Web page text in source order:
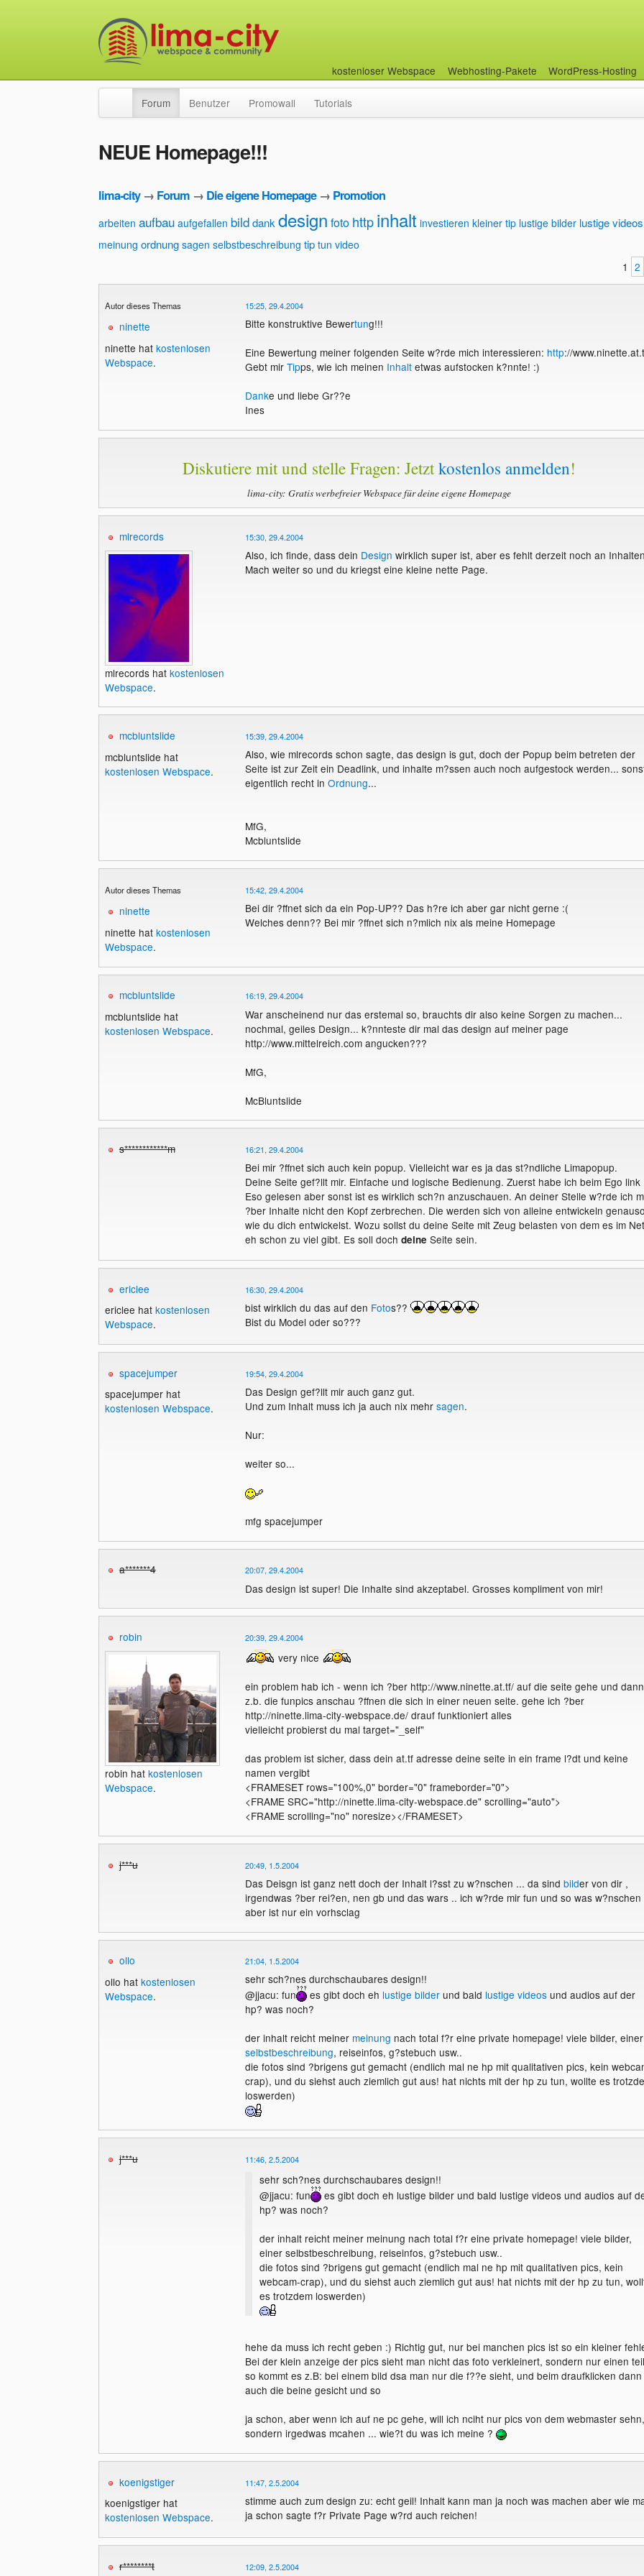
kostenloser Webspace Webhosting-Pakete WordPress-Hosting
Forum Benutzer Promowall Tutorials
NEUE Homepage!!!
lima-city→ Forum → Die eigene Homepage→ Promotion
arbeiten aufbau aufgefallen bilddank design foto httpinhalt investieren kleiner tip lustige bilder lustige videos
meinung ordnung sagen selbstbeschreibung tip tun video
1
2
Autor dieses Themas
ninette
ninette hat kostenlosen
Webspace.
15:25, 29.4.2004
Bitte konstruktive Bewertung!!!
Eine Bewertung meiner folgenden Seite w?rde mich interessieren: http://
Gebt mir Tipps, wie ich meinen Inhaltetwas aufstocken k?nnte! :)
Danke und liebe Gr??e
Ines
Diskutiere mit und stelle Fragen: Jetztkostenlos anmelden!
lima-city: Gratis werbefreier Webspace für deine eigene Homepage
mlrecords
mlrecords hat kostenlosen
Webspace.
15:30, 29.4.2004
Also, ich finde, dass dein Design wirklich super ist, aber es fehlt derzeit noch an
Mach weiter so und du kriegst eine kleine nette Page.
mcbluntslide
mcbluntslide hat
kostenlosen Webspace.
15:39, 29.4.2004
Also, wie mlrecords schon sagte, das design is gut, doch der Popup beim betreten der
Seite ist zur Zeit ein Deadlink, und inhalte m?ssen auch noch aufgestock werden...
eigentlich recht in Ordnung...
MfG,
Mcbluntslide
Autor dieses Themas
ninette
ninette hat kostenlosen
Webspace.
15:42, 29.4.2004
Bei dir ?ffnet sich da ein Pop-UP?? Das h?re ich aber gar nicht gerne :(
Welches denn?? Bei mir ?ffnet sich n?mlich nix als meine Homepage
mcbluntslide
mcbluntslide hat
kostenlosen Webspace.
16:19, 29.4.2004
War anscheinend nur das erstemal so, brauchts dir also keine Sorgen zu machen...
nochmal, geiles Design... k?nnteste dir mal das design auf meiner page
http://www.mittelreich.com angucken???
MfG,
McBluntslide
s************m 16:21, 29.4.2004
Bei mir ?ffnet sich auch kein popup. Vielleicht war es ja das st?ndliche Limapopup.
Deine Seite gef?llt mir. Einfache und logische Bedienung. Zuerst habe ich beim Ego link
Eso gelesen aber sonst ist es wirklich sch?n anzuschauen. An deiner Stelle w?rde ich
?ber Inhalte nicht den Kopf zerbrechen. Die werden sich von alleine entwickeln
wie du dich entwickelst. Wozu sollst du deine Seite mit Zeug belasten von dem es im
eh schon zu viel gibt. Es soll doch deine Seite sein.
ericlee
ericlee hat kostenlosen
Webspace.
16:30, 29.4.2004
bist wirklich du das auf den Fotos??
Bist du Model oder so???
spacejumper
spacejumper hat
kostenlosen Webspace.
19:54, 29.4.2004
Das Design gef?llt mir auch ganz gut.
Und zum Inhalt muss ich ja auch nix mehr sagen.
Nur:
weiter so...
mfg spacejumper
a*******4 20:07, 29.4.2004
Das design ist super! Die Inhalte sind akzeptabel. Grosses kompliment von mir!
robin
robin hat kostenlosen
Webspace.
20:39, 29.4.2004
very nice
ein problem hab ich - wenn ich ?ber http://www.ninette.at.tf/ auf die seite gehe und dann
z.b. die funpics anschau ?ffnen die sich in einer neuen seite. gehe ich ?ber
http://ninette.lima-city-webspace.de/ drauf funktioniert alles
vielleicht probierst du mal target="_self"
das problem ist sicher, dass dein at.tf adresse deine seite in ein frame l?dt und keine
namen vergibt
<FRAMESET rows="100%,0" border="0" frameborder="0">
<FRAME SRC="http://ninette.lima-city-webspace.de" scrolling="auto">
<FRAME scrolling="no" noresize></FRAMESET>
j***u 20:49, 1.5.2004
Das Deisgn ist ganz nett doch der Inhalt l?sst zu w?nschen ... da sind bilder von dir ,
irgendwas ?ber rei?en, nen gb und das wars .. ich w?rde mir fun und so was w?nschen
aber ist nur ein vorhsclag
ollo
ollo hat kostenlosen
Webspace.
21:04, 1.5.2004
sehr sch?nes durchschaubares design!!
@jjacu: fun
es gibt doch eh lustige bilderund bald lustige videosund audios auf der
hp? was noch?
der inhalt reicht meiner meinung nach total f?r eine private homepage! viele bilder, einer
selbstbeschreibung, reiseinfos, g?stebuch usw..
die fotos sind ?brigens gut gemacht (endlich mal ne hp mit qualitativen pics, kein
crap), und du siehst auch ziemlich gut aus! hat nichts mit der hp zu tun, wollte es
loswerden)
j***u 11:46, 2.5.2004
sehr sch?nes durchschaubares design!!
@jjacu: fun
es gibt doch eh lustige bilder und bald lustige videos und audios auf
hp? was noch?
der inhalt reicht meiner meinung nach total f?r eine private homepage! viele bilder,
einer selbstbeschreibung, reiseinfos, g?stebuch usw..
die fotos sind ?brigens gut gemacht (endlich mal ne hp mit qualitativen pics, kein
webcam-crap), und du siehst auch ziemlich gut aus! hat nichts mit der hp zu tun,
es trotzdem loswerden)
hehe da muss ich recht geben :) Richtig gut, nur bei manchen pics ist so ein kleiner
Bei der klein anzeige der pics sieht man nicht das foto verkleinert, sondern nur einen
so kommt es z.B: bei einem bild dsa man nur die f??e sieht, und beim draufklicken dann
auch die beine gesicht und so
ja schon, aber wenn ich auf ne pc gehe, will ich nciht nur pics von dem webmaster sehn,
sondern irgedwas mcahen ... wie?t du was ich meine ?
koenigstiger
koenigstiger hat
kostenlosen Webspace.
11:47, 2.5.2004
stimme auch zum design zu: echt geil! Inhalt kann man ja noch was machen aber wie
ja schon sagte f?r Private Page w?rd auch reichen!
r********t 12:09, 2.5.2004